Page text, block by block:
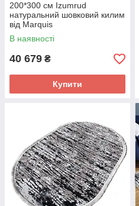
200*300 см Izumrud
натуральний шовковий килим
від Marquis
В наявності
40 679 ₴
Купити